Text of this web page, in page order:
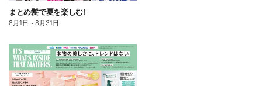
まとめ髪で夏を楽しむ!
8月1日 ～8月31日